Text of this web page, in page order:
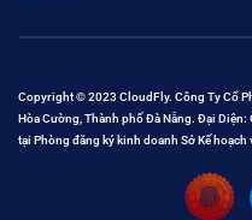
Copyright © 2023 CloudFly. Công Ty Cổ
Hòa Cường, Thành phố Đà Nẵng. Đại
tại Phòng đăng ký kinh doanh Sở Kế